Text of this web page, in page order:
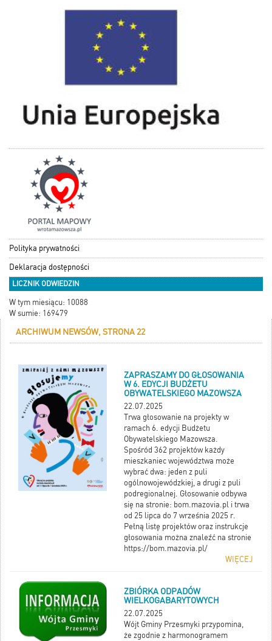
Polityka prywatności
Deklaracja dostępności
LICZNIK ODWIEDZIN
W tym miesiącu: 10088
W sumie: 169479
ARCHIWUM NEWSÓW, STRONA 22
ZAPRASZAMY DO GŁOSOWANIA
W 6. EDYCJI BUDŻETU
OBYWATELSKIEGO MAZOWSZA
22.07.2025
Trwa głosowanie na projekty w
ramach 6. edycji Budżetu
Obywatelskiego Mazowsza.
Spośród 362 projektów każdy
mieszkaniec województwa może
wybrać dwa: jeden z puli
ogólnowojewódzkiej, a drugi z puli
podregionalnej. Głosowanie odbywa
się na stronie: bom.mazovia.pl i trwa
od 25 lipca do 7 września 2025 r.
Pełną listę projektów oraz instrukcje
głosowania można znaleźć na stronie
https://bom.mazovia.pl/
WIĘCEJ
ZBIÓRKA ODPADÓW
WIELKOGABARYTOWYCH
22.07.2025
Wójt Gminy Przesmyki przypomina,
że zgodnie z harmonogramem